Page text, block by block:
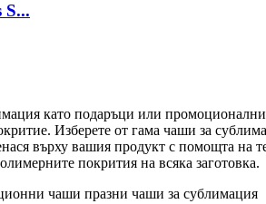
S...
като подаръци или
Изберете от гама чаши за
върху вашия продукт с помощта
покрития на всяка заготовка.